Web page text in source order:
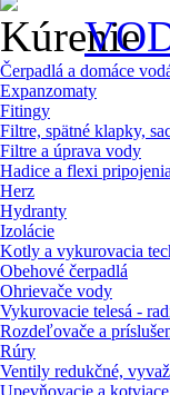
Čerpadlá a domáce
Expanzomaty
Fitingy
Filtre, spätné klapky,
Filtre a úprava vody
Hadice a flexi pripojenia
Herz
Hydranty
Izolácie
Kotly a vykurovacia
Obehové čerpadlá
Ohrievače vody
Vykurovacie telesá -
Rozdeľovače a
Rúry
Ventily redukčné,
Upevňovacie a